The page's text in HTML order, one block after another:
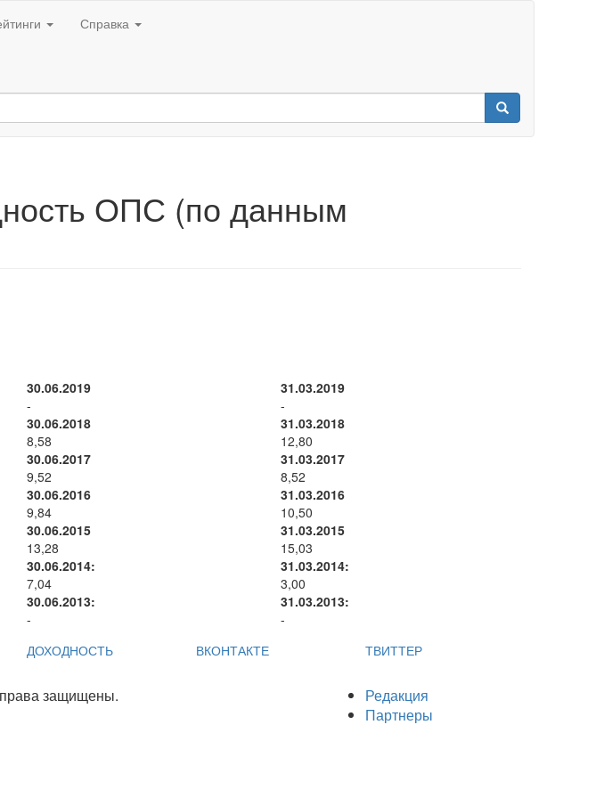
Справка
ОПС (по данным
30.06.2019
-
31.03.2019
-
30.06.2018
8,58
31.03.2018
12,80
30.06.2017
9,52
31.03.2017
8,52
30.06.2016
9,84
31.03.2016
10,50
30.06.2015
13,28
31.03.2015
15,03
30.06.2014:
7,04
31.03.2014:
3,00
30.06.2013:
-
31.03.2013:
-
ДОХОДНОСТЬ ВКОНТАКТЕ ТВИТТЕР
защищены.
Редакция
Партнеры